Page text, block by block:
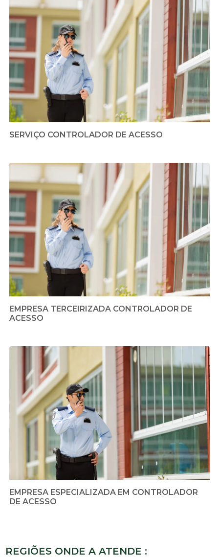
SERVIÇO CONTROLADOR DE ACESSO
EMPRESA TERCEIRIZADA CONTROLADOR DE
ACESSO
EMPRESA ESPECIALIZADA EM CONTROLADOR
DE ACESSO
REGIÕES ONDE A ATENDE :